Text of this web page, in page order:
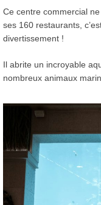
Ce centre commercial
ses 160 restaurants,
divertissement !
Il abrite un incroyable
nombreux animaux